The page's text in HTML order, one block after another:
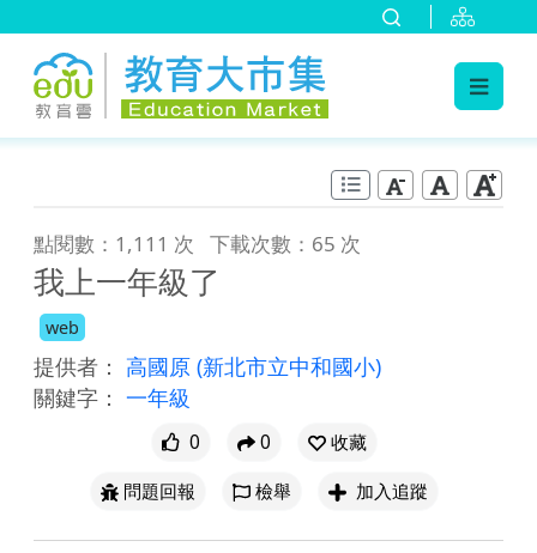
點閱數：1,111 次 下載次數：65 次
我上一年級了
web
提供者： 高國原 (新北市立中和國小)
關鍵字： 一年級
0 0
收藏
問題回報
檢舉 加入追蹤